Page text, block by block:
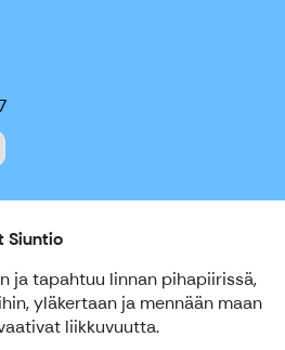
Siuntio
ja tapahtuu linnan pihapiirissä,
yläkertaan ja mennään maan
liikkuvuutta.